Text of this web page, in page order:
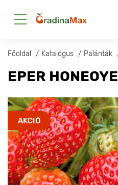
Főoldal Katalógus Palánták
EPER HONEOYE
AKCIÓ